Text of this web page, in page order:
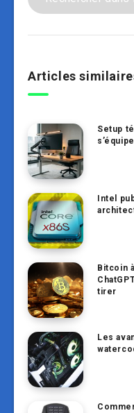
Articles
Setup
Intel
Bitcoin
tirer
Les